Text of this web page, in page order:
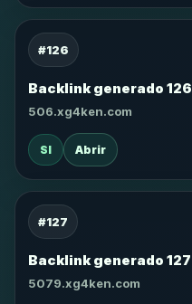
#126
Backlink generado 126
506.xg4ken.com
SI Abrir
#127
Backlink generado 127
5079.xg4ken.com